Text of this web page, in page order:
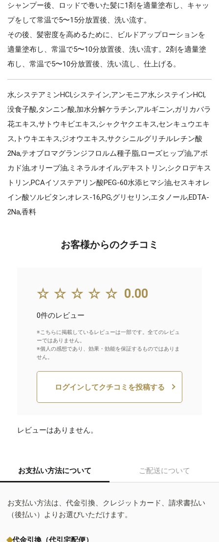
シャンプー後、ロッドで巻いた髪に1剤を適量塗布し、キャッ
プをして常温で5〜15分放置後、洗い流す。
その後、髪密度を高めるために、ビルドアップローションを
適量塗布し、常温で5〜10分放置後、洗い流す。2剤を適量塗
布し、常温で5〜10分放置後、洗い流し、仕上げる。
水,システアミンHCl,システイン,アンモニア水,システインHCl,
没食子酸,タンニン酸,加水分解ケラチン,アルギニン,ガリカバラ
花エキス,サトウキビエキス,シャクヤクエキス,センキュウエキ
ス,トウキエキス,ジオウエキス,サクシニルグリチルレチン酸
2Na,テオブロマグランジフロルム種子脂,ローズヒップ油,アボ
カド油,オリーブ油,ミネラルオイル,デキストリン,シクロデキス
トリン,PCAイソステアリン酸PEG-60水添ヒマシ油,セスキオレ
イン酸ソルビタン,オレス-16,PG,グリセリン,エタノール,EDTA-
2Na,香料
お客様からのクチコミ
☆☆☆☆☆ 0.00
0件のレビュー
※こちらに掲載しているレビューは一部です。全てのレビュ
ーではありません。
※個人の感想であり、効果・効能を保証するものではありま
せん。
ログインしてクチコミを投稿する
レビューはありません。
お支払い方法について ご配送について
お支払い方法は、代金引換、クレジットカード、請求書払い
（後払い）よりお選びいただけます。
代金引換（代引宅配便）